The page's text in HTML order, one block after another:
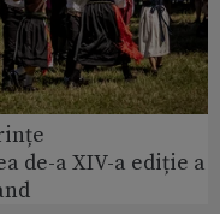
de-a XIV-a ediție a